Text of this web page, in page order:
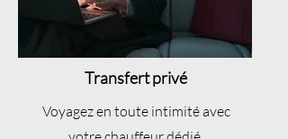
Transfert privé
Voyagez en toute intimité avec